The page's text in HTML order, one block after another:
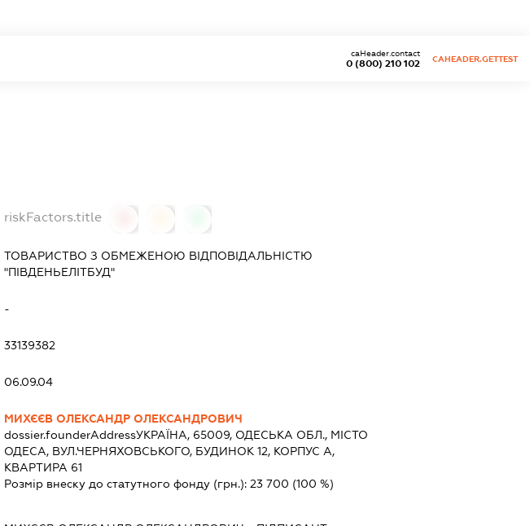
0 (800) 210 102
caHeader.contact
CAHEADER.GETTEST
riskFactors.title
ТОВАРИСТВО З ОБМЕЖЕНОЮ ВІДПОВІДАЛЬНІСТЮ
"ПІВДЕНЬЕЛІТБУД"
-
33139382
06.09.04
МИХЄЄВ ОЛЕКСАНДР ОЛЕКСАНДРОВИЧ
dossier.founderAddressУКРАЇНА, 65009, ОДЕСЬКА ОБЛ., МІСТО
ОДЕСА, ВУЛ.ЧЕРНЯХОВСЬКОГО, БУДИНОК 12, КОРПУС А,
КВАРТИРА 61
Розмір внеску до статутного фонду (грн.): 23 700 (100 %)